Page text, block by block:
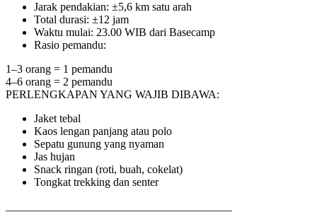
Jarak pendakian: ±5,6 km satu arah
Total durasi: ±12 jam
Waktu mulai: 23.00 WIB dari Basecamp
Rasio pemandu:
1–3 orang = 1 pemandu
4–6 orang = 2 pemandu
PERLENGKAPAN YANG WAJIB DIBAWA:
Jaket tebal
Kaos lengan panjang atau polo
Sepatu gunung yang nyaman
Jas hujan
Snack ringan (roti, buah, cokelat)
Tongkat trekking dan senter